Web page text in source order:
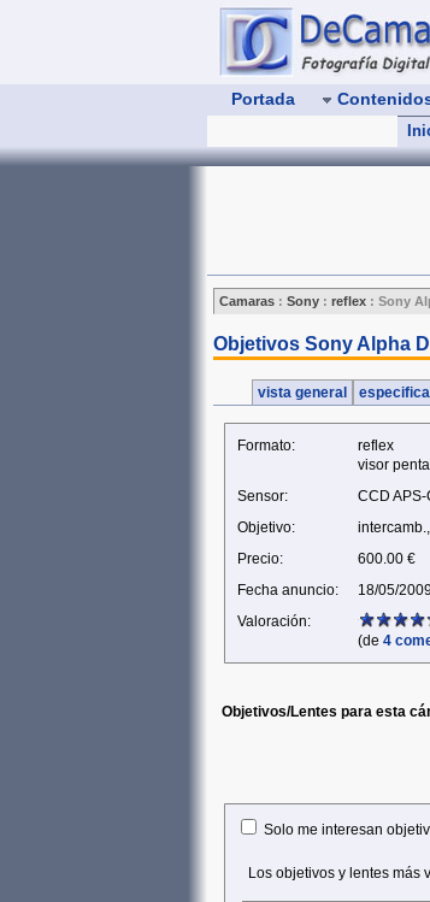
Portada
Camaras : Sony : reflex : Sony
Objetivos Sony Alpha
vista general
Formato:
reflex
visor
Sensor:
CCD APS-
Objetivo:
Precio:
600.00 €
Fecha anuncio:
18/05/
Valoración:
(de 4
Objetivos/Lentes para esta
Solo me interesan
Los objetivos y lentes más